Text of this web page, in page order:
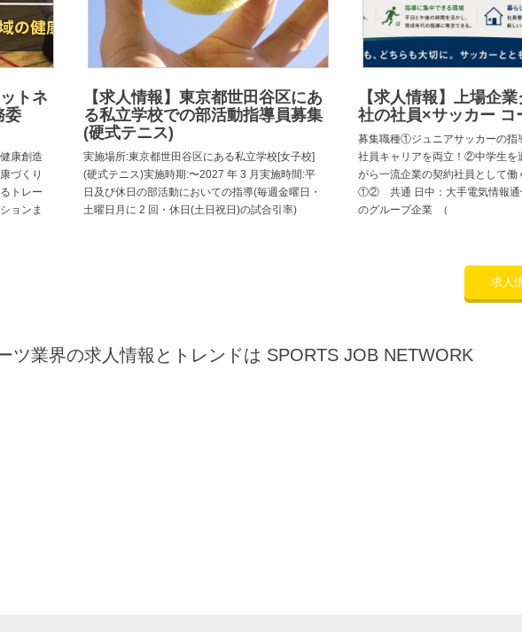
トネ
委
康創造
づくり
トレー
ョンま
【求人情報】東京都世田谷区にあ
る私立学校での部活動指導員募集
(硬式テニス)
実施場所:東京都世田谷区にある私立学校[女子校]
(硬式テニス)実施時期:〜2027 年 3 月実施時間:平
日及び休日の部活動においての指導(毎週金曜日・
土曜日月に 2 回・休日(土日祝日)の試合引率)
【求人情報】上場企
社の社員×サッカー コ
募集職種①ジュニアサッカーの指
社員キャリアを両立！②中学生を
がら一流企業の契約社員として働
①② 共通 日中：大手電気情報通
のグループ企業 （
求人
ツ業界の求人情報とトレンドは SPORTS JOB NETWORK